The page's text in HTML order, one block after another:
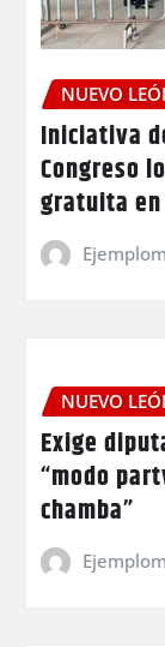
NUEVO
Iniciativa
Congreso
gratuita en
NUEVO
Exige
“modo
chamba”